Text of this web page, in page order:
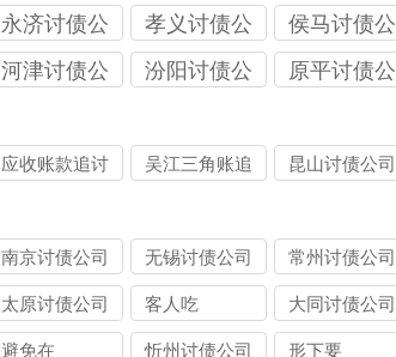
司
司
司
永济讨债公
司
孝义讨债公
司
侯马讨债公
司
河津讨债公
汾阳讨债公
原平讨债公
应收账款追讨
吴江三角账追
昆山讨债公司
南京讨债公司 无锡讨债公司 常州讨债公司
太原讨债公司 客人吃 大同讨债公司
避免在 忻州讨债公司 形下要